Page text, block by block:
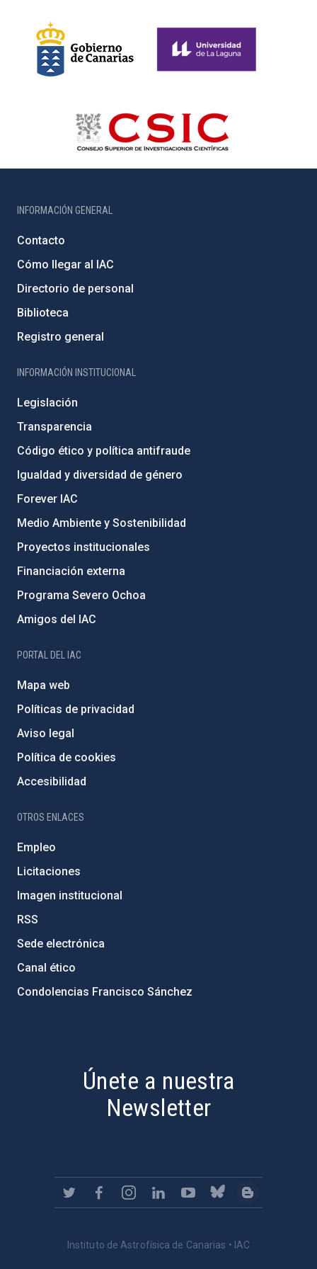
INFORMACIÓN GENERAL
Contacto
Cómo llegar al IAC
Directorio de personal
Biblioteca
Registro general
INFORMACIÓN INSTITUCIONAL
Legislación
Transparencia
Código ético y política antifraude
Igualdad y diversidad de género
Forever IAC
Medio Ambiente y Sostenibilidad
Proyectos institucionales
Financiación externa
Programa Severo Ochoa
Amigos del IAC
PORTAL DEL IAC
Mapa web
Políticas de privacidad
Aviso legal
Política de cookies
Accesibilidad
OTROS ENLACES
Empleo
Licitaciones
Imagen institucional
RSS
Sede electrónica
Canal ético
Condolencias Francisco Sánchez
Únete a nuestra
Newsletter
Instituto de Astrofísica de Canarias • IAC